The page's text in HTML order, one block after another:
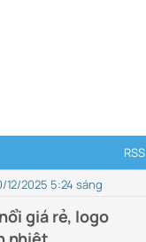
RSS
12/2025 5:24 sáng
giá rẻ, logo